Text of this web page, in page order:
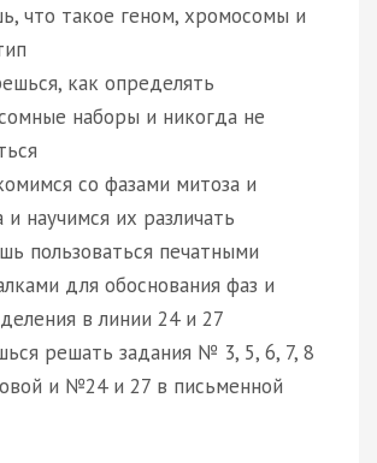
что такое геном, хромосомы и
как определять
наборы и никогда не
со фазами митоза и
и научимся их различать
пользоваться печатными
для обоснования фаз и
в линии 24 и 27
решать задания № 3, 5, 6, 7, 8
и №24 и 27 в письменной